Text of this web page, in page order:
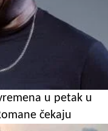
u petak u
čekaju